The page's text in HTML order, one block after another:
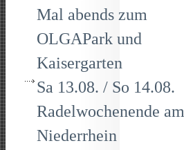
Mal abends zum
OLGAPark und
Kaisergarten
Sa 13.08. / So 14.08.
Radelwochenende am
Niederrhein